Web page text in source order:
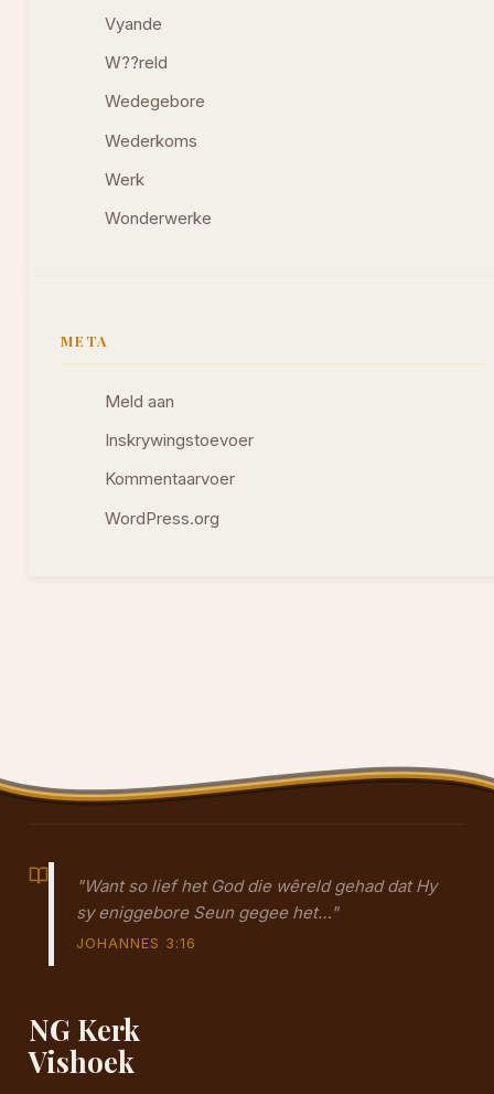
Vyande
W??reld
Wedegebore
Wederkoms
Werk
Wonderwerke
META
Meld aan
Inskrywingstoevoer
Kommentaarvoer
WordPress.org
"Want so lief het God die wêreld gehad dat Hy
sy eniggebore Seun gegee het…"
JOHANNES 3:16
NG Kerk
Vishoek